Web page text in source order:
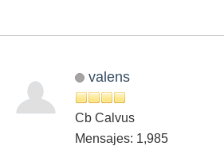
valens
Cb Calvus
Mensajes: 1,985